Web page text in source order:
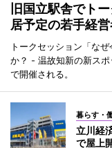
旧国立駅舎でト
居予定の若手経
トークセッション「な
か？ - 温故知新の新ス
で開催される。
暮らす・
立川経
で屋上